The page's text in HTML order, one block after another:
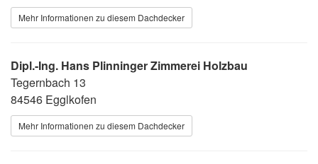
Mehr Informationen zu diesem Dachdecker
Dipl.-Ing. Hans Plinninger Zimmerei Holzbau
Tegernbach 13
84546 Egglkofen
Mehr Informationen zu diesem Dachdecker